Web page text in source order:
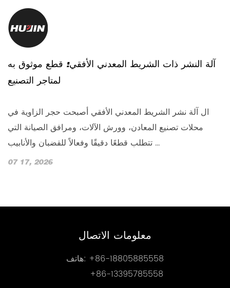
آلة النشر ذات الشريط المعدني الأفقي: قطع موثوق به
لمتاجر التصنيع
ال آلة نشر الشريط المعدني الأفقي أصبحت حجر الزاوية في
محلات تصنيع المعادن، وورش الآلات، ومرافق الصيانة التي
تتطلب قطعًا دقيقًا وفعالاً للقضبان والأنابيب ...
07 17, 2026
معلومات الاتصال
هاتف: +86-18805885558
+86-13395785558